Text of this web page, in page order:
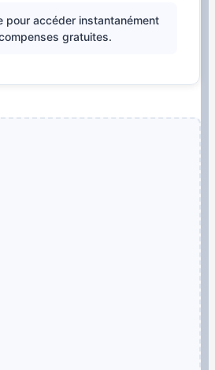
pour accéder instantanément
gratuites.